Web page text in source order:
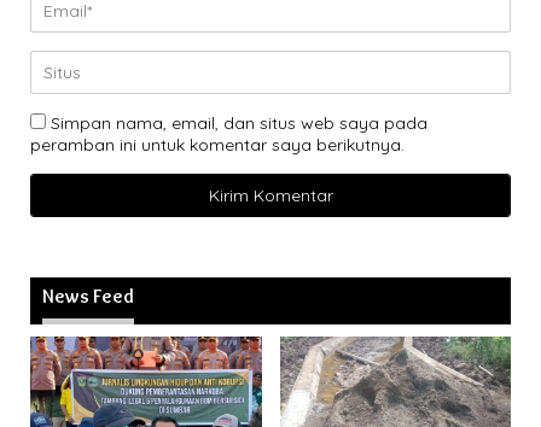
Simpan nama, email, dan situs web saya pada
peramban ini untuk komentar saya berikutnya.
News Feed